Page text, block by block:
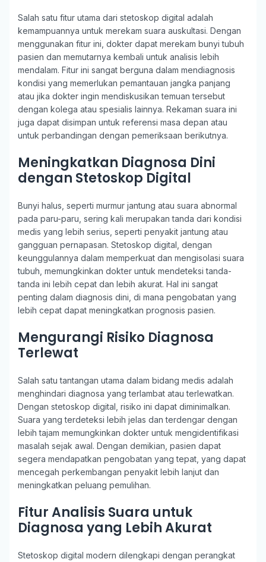
Salah satu fitur utama dari stetoskop digital adalah
kemampuannya untuk merekam suara auskultasi. Dengan
menggunakan fitur ini, dokter dapat merekam bunyi tubuh
pasien dan memutarnya kembali untuk analisis lebih
mendalam. Fitur ini sangat berguna dalam mendiagnosis
kondisi yang memerlukan pemantauan jangka panjang
atau jika dokter ingin mendiskusikan temuan tersebut
dengan kolega atau spesialis lainnya. Rekaman suara ini
juga dapat disimpan untuk referensi masa depan atau
untuk perbandingan dengan pemeriksaan berikutnya.
Meningkatkan Diagnosa Dini
dengan Stetoskop Digital
Bunyi halus, seperti murmur jantung atau suara abnormal
pada paru-paru, sering kali merupakan tanda dari kondisi
medis yang lebih serius, seperti penyakit jantung atau
gangguan pernapasan. Stetoskop digital, dengan
keunggulannya dalam memperkuat dan mengisolasi suara
tubuh, memungkinkan dokter untuk mendeteksi tanda-
tanda ini lebih cepat dan lebih akurat. Hal ini sangat
penting dalam diagnosis dini, di mana pengobatan yang
lebih cepat dapat meningkatkan prognosis pasien.
Mengurangi Risiko Diagnosa
Terlewat
Salah satu tantangan utama dalam bidang medis adalah
menghindari diagnosa yang terlambat atau terlewatkan.
Dengan stetoskop digital, risiko ini dapat diminimalkan.
Suara yang terdeteksi lebih jelas dan terdengar dengan
lebih tajam memungkinkan dokter untuk mengidentifikasi
masalah sejak awal. Dengan demikian, pasien dapat
segera mendapatkan pengobatan yang tepat, yang dapat
mencegah perkembangan penyakit lebih lanjut dan
meningkatkan peluang pemulihan.
Fitur Analisis Suara untuk
Diagnosa yang Lebih Akurat
Stetoskop digital modern dilengkapi dengan perangkat